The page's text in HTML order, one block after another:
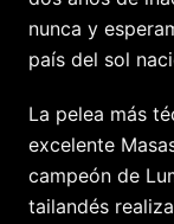
nunca y
país del sol
La pelea más
excelente
campeón de
tailandés